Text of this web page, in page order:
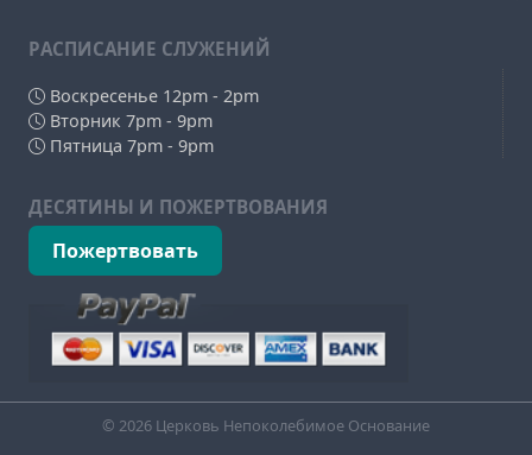
РAСПИСАНИЕ СЛУЖЕНИЙ
Воскресенье 12pm - 2pm
Вторник 7pm - 9pm
Пятница 7pm - 9pm
ДЕСЯТИНЫ И ПОЖЕРТВОВАНИЯ
Пожертвовать
© 2026 Церковь Непоколебимое Основание